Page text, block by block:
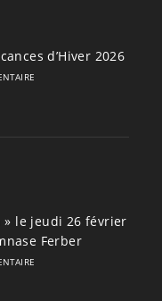
d’Hiver 2026
» le jeudi 26 février
Ferber